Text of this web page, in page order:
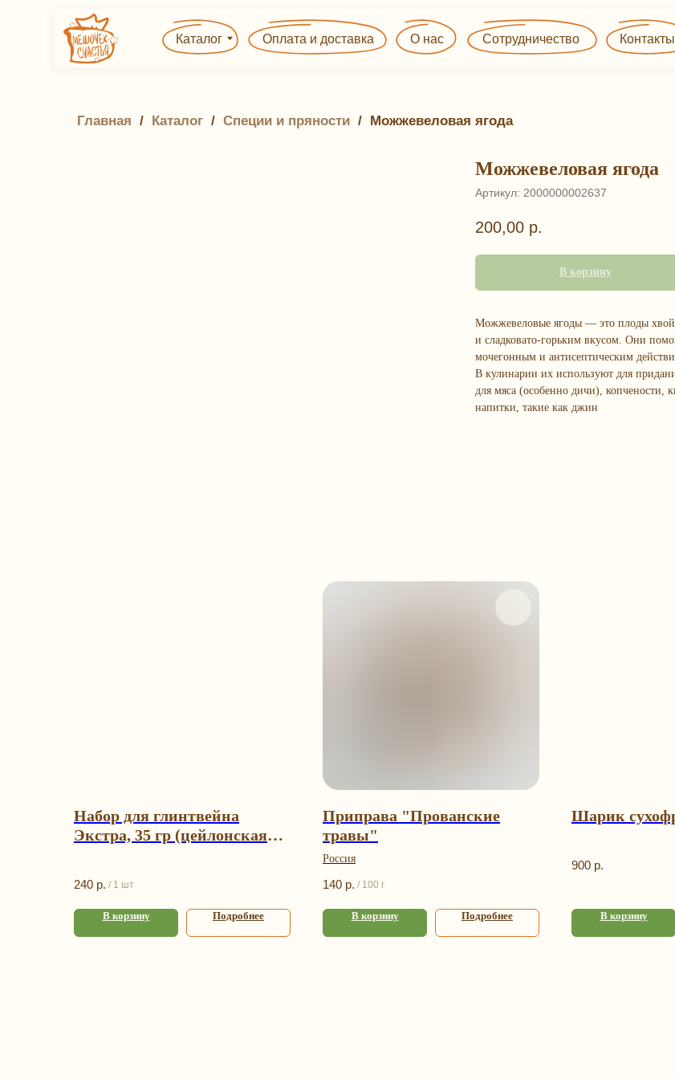
Каталог Оплата и доставка О нас Сотрудничество Контакты
Главная / Каталог / Специи и пряности / Можжевеловая ягода
Можжевеловая ягода
Артикул: 2000000002637
200,00 р.
В корзину
Можжевеловые ягоды — это плоды
и сладковато-горьким вкусом. Они
мочегонным и антисептическим
В кулинарии их используют для
для мяса (особенно дичи), копчености,
напитки, такие как джин
Набор для глинтвейна
Экстра, 35 гр (цейлонская
240 р. / 1 шт
Подробнее
В корзину
Приправа "Прованские
травы"
Россия
140 р. / 100 г
Подробнее
В корзину
Шарик
900 р.
В корзину